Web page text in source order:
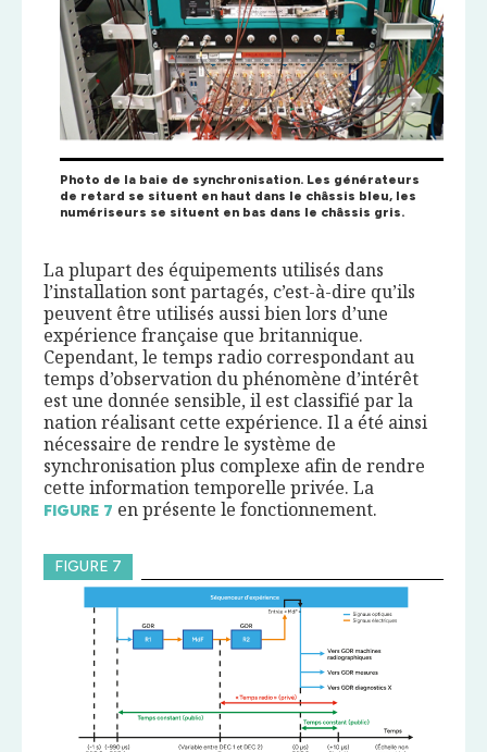
Photo de la baie de synchronisation. Les générateurs
de retard se situent en haut dans le châssis bleu, les
numériseurs se situent en bas dans le châssis gris.
La plupart des équipements utilisés dans
l’installation sont partagés, c’est-à-dire qu’ils
peuvent être utilisés aussi bien lors d’une
expérience française que britannique.
Cependant, le temps radio correspondant au
temps d’observation du phénomène d’intérêt
est une donnée sensible, il est classifié par la
nation réalisant cette expérience. Il a été ainsi
nécessaire de rendre le système de
synchronisation plus complexe afin de rendre
cette information temporelle privée. La
FIGURE 7 en présente le fonctionnement.
FIGURE 7